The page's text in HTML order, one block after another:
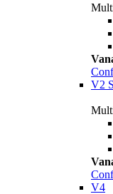
V2 S
V4